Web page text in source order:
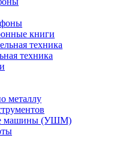
книги
техника
металлу
машины (УШМ)